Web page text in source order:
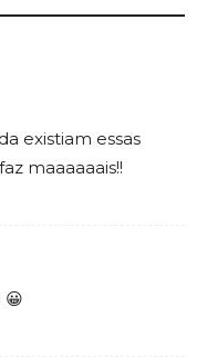
existiam essas
maaaaaais!!
😀